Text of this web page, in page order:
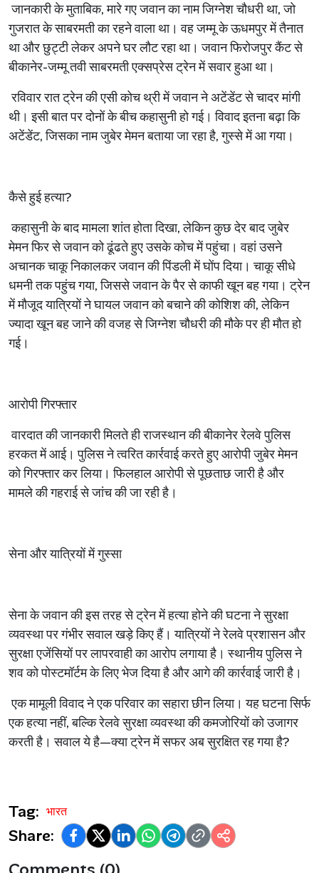
जानकारी के मुताबिक, मारे गए जवान का नाम जिग्नेश चौधरी था, जो
गुजरात के साबरमती का रहने वाला था। वह जम्मू के ऊधमपुर में तैनात
था और छुट्टी लेकर अपने घर लौट रहा था। जवान फिरोजपुर कैंट से
बीकानेर-जम्मू तवी साबरमती एक्सप्रेस ट्रेन में सवार हुआ था।
रविवार रात ट्रेन की एसी कोच थ्री में जवान ने अटेंडेंट से चादर मांगी
थी। इसी बात पर दोनों के बीच कहासुनी हो गई। विवाद इतना बढ़ा कि
अटेंडेंट, जिसका नाम जुबेर मेमन बताया जा रहा है, गुस्से में आ गया।
कैसे हुई हत्या?
कहासुनी के बाद मामला शांत होता दिखा, लेकिन कुछ देर बाद जुबेर
मेमन फिर से जवान को ढूंढते हुए उसके कोच में पहुंचा। वहां उसने
अचानक चाकू निकालकर जवान की पिंडली में घोंप दिया। चाकू सीधे
धमनी तक पहुंच गया, जिससे जवान के पैर से काफी खून बह गया। ट्रेन
में मौजूद यात्रियों ने घायल जवान को बचाने की कोशिश की, लेकिन
ज्यादा खून बह जाने की वजह से जिग्नेश चौधरी की मौके पर ही मौत हो
गई।
आरोपी गिरफ्तार
वारदात की जानकारी मिलते ही राजस्थान की बीकानेर रेलवे पुलिस
हरकत में आई। पुलिस ने त्वरित कार्रवाई करते हुए आरोपी जुबेर मेमन
को गिरफ्तार कर लिया। फिलहाल आरोपी से पूछताछ जारी है और
मामले की गहराई से जांच की जा रही है।
सेना और यात्रियों में गुस्सा
सेना के जवान की इस तरह से ट्रेन में हत्या होने की घटना ने सुरक्षा
व्यवस्था पर गंभीर सवाल खड़े किए हैं। यात्रियों ने रेलवे प्रशासन और
सुरक्षा एजेंसियों पर लापरवाही का आरोप लगाया है। स्थानीय पुलिस ने
शव को पोस्टमॉर्टम के लिए भेज दिया है और आगे की कार्रवाई जारी है।
एक मामूली विवाद ने एक परिवार का सहारा छीन लिया। यह घटना सिर्फ
एक हत्या नहीं, बल्कि रेलवे सुरक्षा व्यवस्था की कमजोरियों को उजागर
करती है। सवाल ये है—क्या ट्रेन में सफर अब सुरक्षित रह गया है?
Tag: भारत
Share: